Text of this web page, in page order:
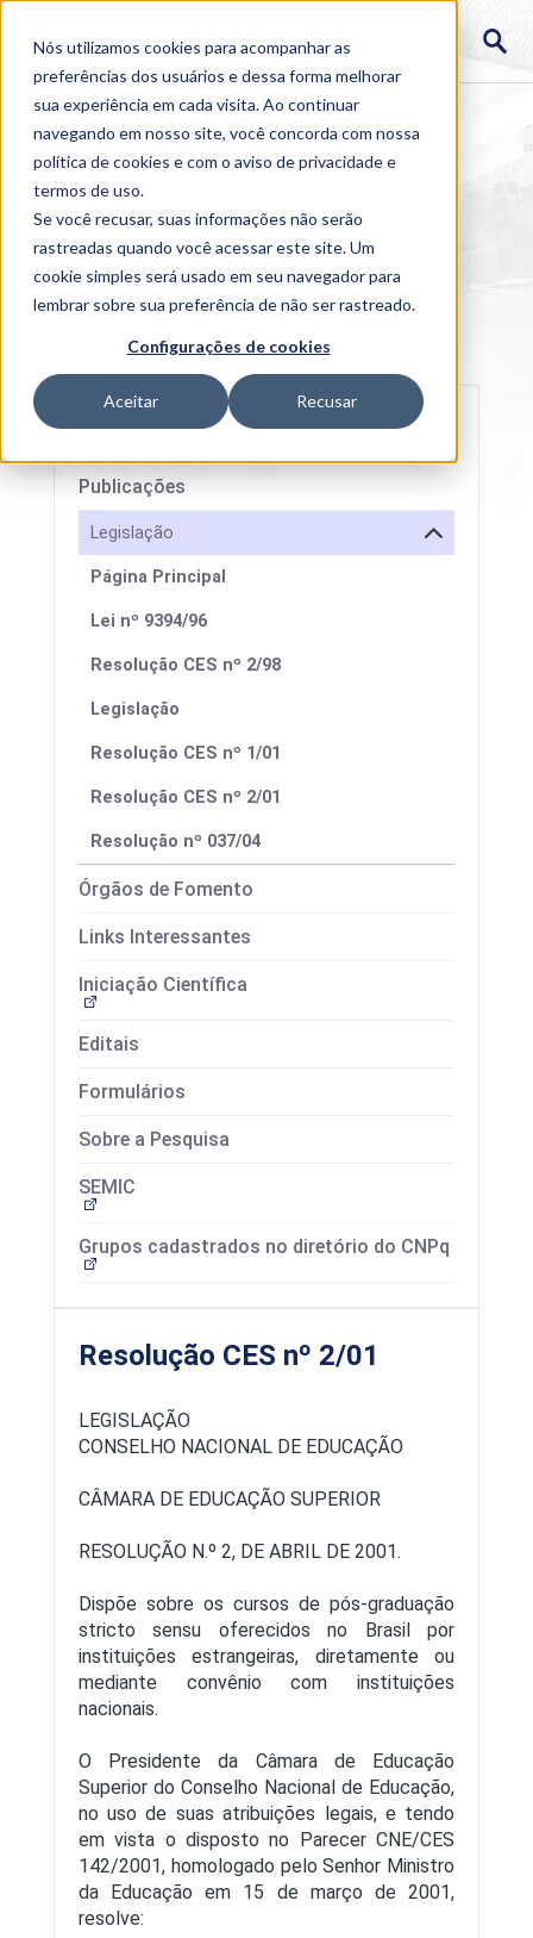
Nós utilizamos cookies para acompanhar as
preferências dos usuários e dessa forma melhorar
sua experiência em cada visita. Ao continuar
navegando em nosso site, você concorda com nossa
política de cookies e com o aviso deprivacidade e
termos de uso.
Se você recusar, suas informações não serão
rastreadas quando você acessar este site. Um
cookie simples será usado em seu navegador para
lembrar sobre sua preferência de não ser rastreado.
Configurações de cookies
Aceitar Recusar
Publicações
Legislação
Página Principal
Lei nº 9394/96
Resolução CES nº 2/98
Legislação
Resolução CES nº 1/01
Resolução CES nº 2/01
Resolução nº 037/04
Órgãos de Fomento
Links Interessantes
Iniciação Científica
Editais
Formulários
Sobre a Pesquisa
SEMIC
Grupos cadastrados no diretório do CNPq
Resolução CES nº 2/01
LEGISLAÇÃO
CONSELHO NACIONAL DE EDUCAÇÃO
CÂMARA DE EDUCAÇÃO SUPERIOR
RESOLUÇÃO N.º 2, DE ABRIL DE 2001.
Dispõe sobre os cursos de pós-graduação
stricto sensu oferecidos no Brasil por
instituições estrangeiras, diretamente ou
mediante convênio com instituições
nacionais.
O Presidente da Câmara de Educação
Superior do Conselho Nacional de Educação,
no uso de suas atribuições legais, e tendo
em vista o disposto no Parecer CNE/CES
142/2001, homologado pelo Senhor Ministro
da Educação em 15 de março de 2001,
resolve: